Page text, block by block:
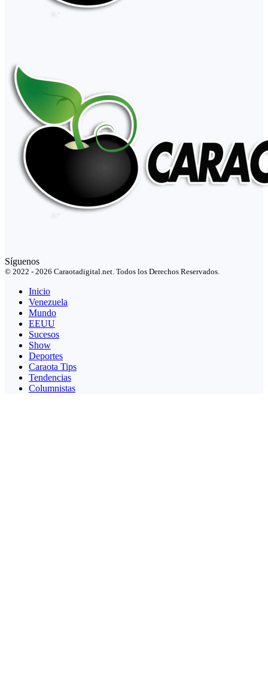
Síguenos
© 2022 - 2026 Caraotadigital.net. Todos los Derechos Reservados.
Inicio
Venezuela
Mundo
EEUU
Sucesos
Show
Deportes
Caraota Tips
Tendencias
Columnistas